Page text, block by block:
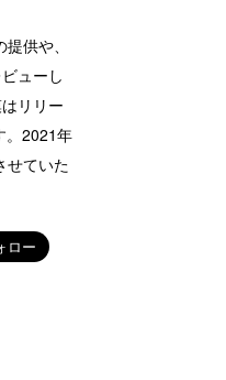
供や、
ューし
リリー
。2021年
せていた